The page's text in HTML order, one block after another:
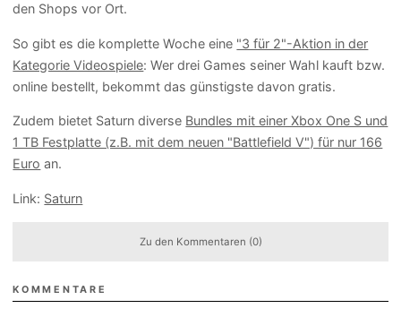
den Shops vor Ort.
So gibt es die komplette Woche eine "3 für 2"-Aktion in der
Kategorie Videospiele: Wer drei Games seiner Wahl kauft bzw.
online bestellt, bekommt das günstigste davon gratis.
Zudem bietet Saturn diverse Bundles mit einer Xbox One S und
1 TB Festplatte (z.B. mit dem neuen "Battlefield V") für nur 166
Euro an.
Link: Saturn
Zu den Kommentaren (0)
KOMMENTARE